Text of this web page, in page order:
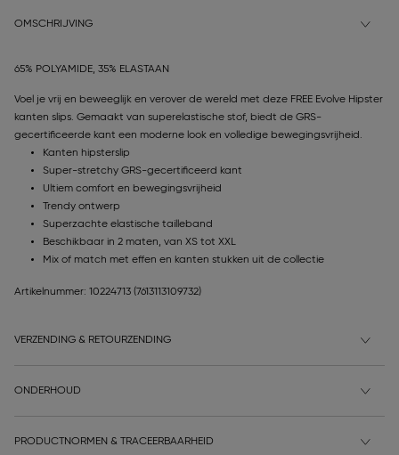
OMSCHRIJVING
65% POLYAMIDE, 35% ELASTAAN
Voel je vrij en beweeglijk en verover de wereld met deze FREE Evolve Hipster
kanten slips. Gemaakt van superelastische stof, biedt de GRS-
gecertificeerde kant een moderne look en volledige bewegingsvrijheid.
Kanten hipsterslip
Super-stretchy GRS-gecertificeerd kant
Ultiem comfort en bewegingsvrijheid
Trendy ontwerp
Superzachte elastische tailleband
Beschikbaar in 2 maten, van XS tot XXL
Mix of match met effen en kanten stukken uit de collectie
Artikelnummer: 10224713 (7613113109732)
VERZENDING & RETOURZENDING
ONDERHOUD
PRODUCTNORMEN & TRACEERBAARHEID